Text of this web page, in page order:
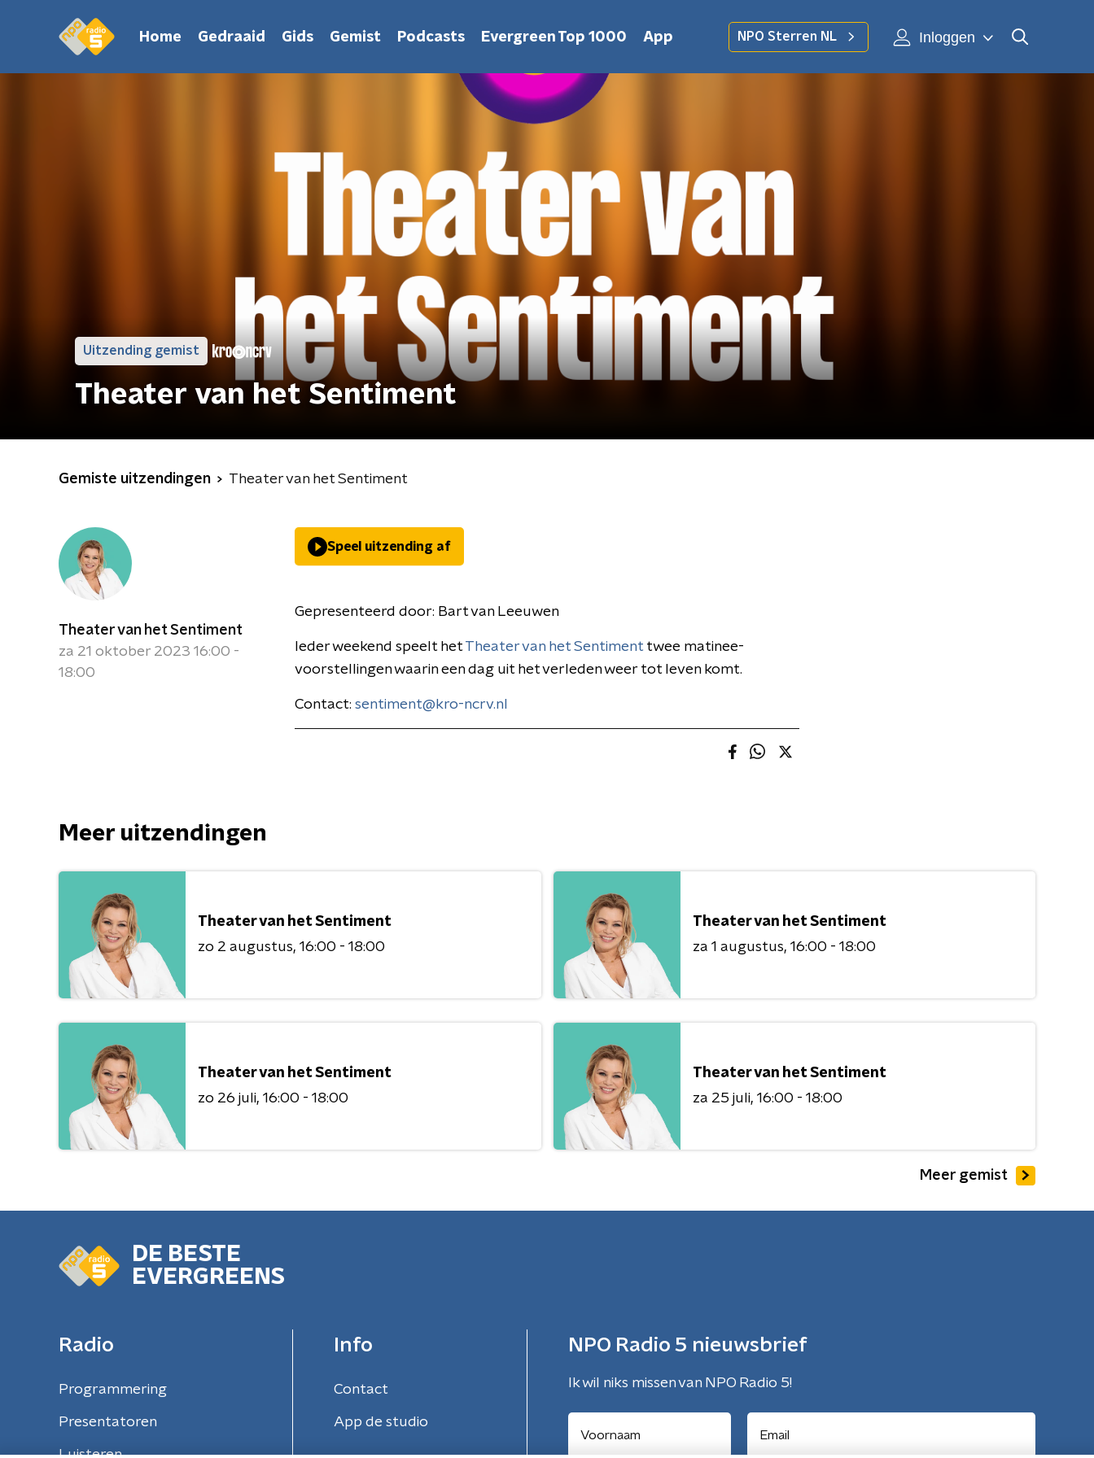
Home Gedraaid Gids Gemist Podcasts Evergreen Top 1000 App NPO Sterren NL Inloggen
Uitzending gemist
Theater van het Sentiment
Gemiste uitzendingen Theater van het Sentiment
Theater van het Sentiment
za 21 oktober 2023 16:00 -
18:00
Speel uitzending af
Gepresenteerd door: Bart van Leeuwen
Ieder weekend speelt het Theater van het Sentiment twee matinee-
voorstellingen waarin een dag uit het verleden weer tot leven komt.
Contact: sentiment@kro-ncrv.nl
Meer uitzendingen
Theater van het Sentiment
zo 2 augustus 16:00 - 18:00
Theater van het Sentiment
za 1 augustus 16:00 - 18:00
Theater van het Sentiment
zo 26 juli 16:00 - 18:00
Theater van het Sentiment
za 25 juli 16:00 - 18:00
Meer gemist
DE BESTE
EVERGREENS
Radio
Programmering
Presentatoren
Luisteren
Info
Contact
App de studio
NPO Radio 5 nieuwsbrief
Ik wil niks missen van NPO Radio 5!